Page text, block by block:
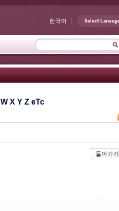
한국어
W X Y Z eTc
돌아가기